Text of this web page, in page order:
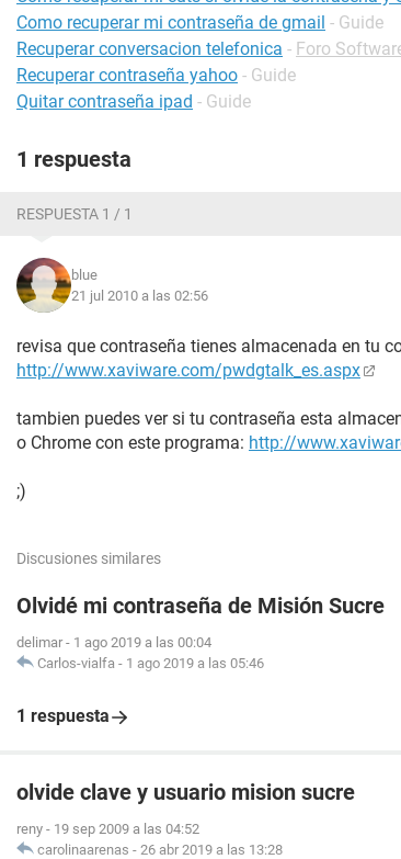
Como recuperar mi contraseña de gmail - Guide
Recuperar conversacion telefonica - Foro
Recuperar contraseña yahoo - Guide
Quitar contraseña ipad - Guide
1 respuesta
RESPUESTA 1 / 1
blue
21 jul 2010 a las 02:56
revisa que contraseña tienes almacenada en tu
http://www.xaviware.com/pwdgtalk_es.aspx
tambien puedes ver si tu contraseña esta
o Chrome con este programa: http://
;)
Discusiones similares
Olvidé mi contraseña de Misión Sucre
delimar - 1 ago 2019 a las 00:04
Carlos-vialfa - 1 ago 2019 a las 05:46
1 respuesta
olvide clave y usuario mision sucre
reny - 19 sep 2009 a las 04:52
carolinaarenas - 26 abr 2019 a las 13:28